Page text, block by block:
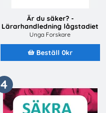
Är du säker? -
Lärarhandledning lågstadiet
Unga Forskare
Beställ 0kr
4